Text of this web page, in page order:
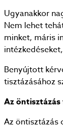
Ugyanakkor
Nem lehet
minket, máris
Benyújtott
tisztázásához
Az
Az öntisztázás